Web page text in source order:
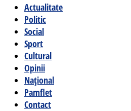
Actualitate
Politic
Social
Sport
Cultural
Opinii
Național
Pamflet
Contact